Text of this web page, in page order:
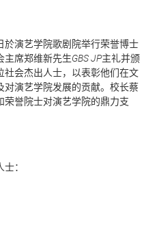
演艺学院歌剧院举行荣誉博士
主席郑维新先生GBS JP主礼并颁
会杰出人士，以表彰他们在文
演艺学院发展的贡献。校长蔡
誉院士对演艺学院的鼎力支
：